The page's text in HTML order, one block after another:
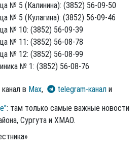
№ 5 (Калинина): (3852) 56-09-50
№ 5 (Кулагина): (3852) 56-09-46
№ 10: (3852) 56-09-39
№ 11: (3852) 56-08-78
№ 12: (3852) 56-08-99
№ 1: (3852) 56-08-76
в Max, telegram-канал и
: там только самые важные новости
Сургута и ХМАО.